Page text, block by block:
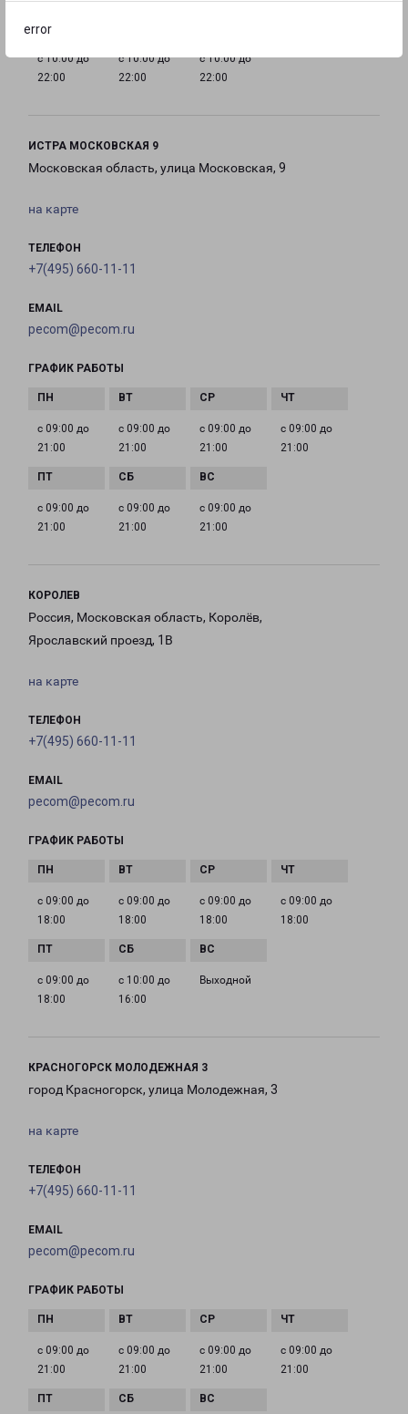
error
с 10:00 до
22:00
с 10:00 до
22:00
с 10:00 до
22:00
ИСТРА МОСКОВСКАЯ 9
Московская область, улица Московская, 9
на карте
ТЕЛЕФОН
+7(495) 660-11-11
EMAIL
pecom@pecom.ru
ГРАФИК РАБОТЫ
с 09:00 до
21:00
с 09:00 до
21:00
с 09:00 до
21:00
с 09:00 до
21:00
с 09:00 до
21:00
с 09:00 до
21:00
с 09:00 до
21:00
КОРОЛЕВ
Россия, Московская область, Королёв,
Ярославский проезд, 1В
на карте
ТЕЛЕФОН
+7(495) 660-11-11
EMAIL
pecom@pecom.ru
ГРАФИК РАБОТЫ
с 09:00 до
18:00
с 09:00 до
18:00
с 09:00 до
18:00
с 09:00 до
18:00
с 09:00 до
18:00
с 10:00 до
16:00
Выходной
КРАСНОГОРСК МОЛОДЕЖНАЯ 3
город Красногорск, улица Молодежная, 3
на карте
ТЕЛЕФОН
+7(495) 660-11-11
EMAIL
pecom@pecom.ru
ГРАФИК РАБОТЫ
с 09:00 до
21:00
с 09:00 до
21:00
с 09:00 до
21:00
с 09:00 до
21:00